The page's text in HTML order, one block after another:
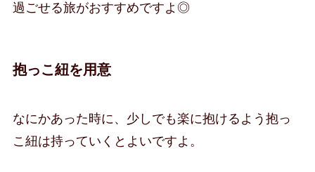
過ごせる旅がおすすめですよ◎
抱っこ紐を用意
なにかあった時に、少しでも楽に抱けるよう抱っ
こ紐は持っていくとよいですよ。